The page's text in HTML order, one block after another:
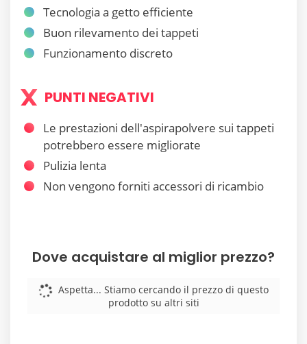
Dove acquistare al miglior prezzo?
Aspetta... Stiamo cercando il prezzo di questo
prodotto su altri siti
Tecnologia a getto efficiente
Buon rilevamento dei tappeti
Funzionamento discreto
PUNTI NEGATIVI
Le prestazioni dell'aspirapolvere sui tappeti
potrebbero essere migliorate
Pulizia lenta
Non vengono forniti accessori di ricambio